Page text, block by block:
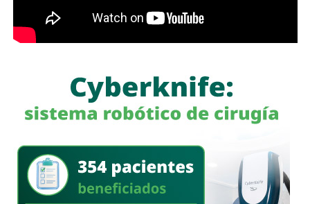
en medio de la calle, pero la mayoría de los que piden la
señal con el aviso son los mismos que, a propósito, no
ser cortés con los peatones que intentan
Señales faltan más, como una que indique para qué o
realidad nadie lo sabe a ciencia cierta, otras en toda la
ciudad, lasque avisen que la ciclovía no es para que se
estacionen autos de los negocios de Carranza o